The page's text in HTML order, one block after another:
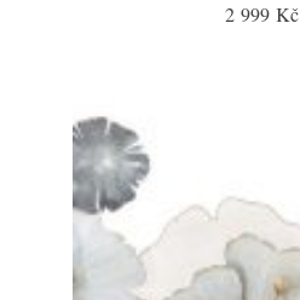
2 999 Kč